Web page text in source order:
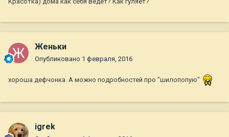
Женьки
Опубликовано 1 февраля, 2016
хороша дефчонка. А можно подробностей про "шилопопую"
igrek